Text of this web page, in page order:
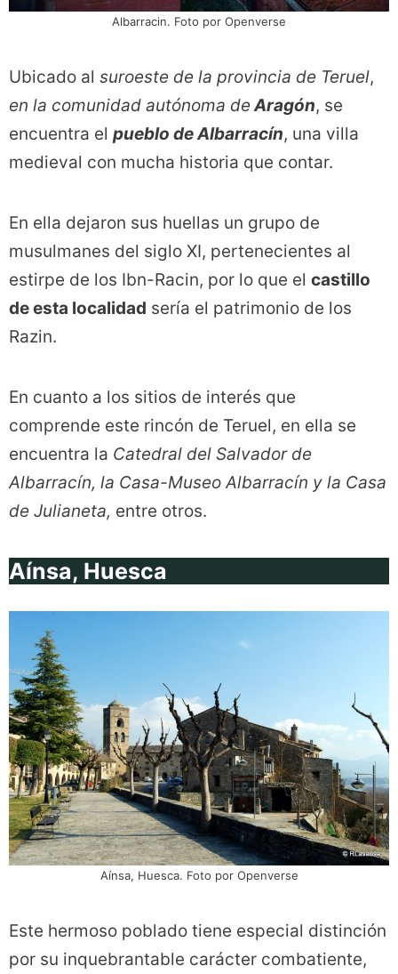
Albarracin. Foto por Openverse
Ubicado al suroeste de la provincia de Teruel,
en la comunidad autónoma deAragón, se
encuentra el pueblo de Albarracín, una villa
medieval con mucha historia que contar.
En ella dejaron sus huellas un grupo de
musulmanes del siglo XI, pertenecientes al
estirpe de los Ibn-Racin, por lo que el castillo
de esta localidad sería el patrimonio de los
Razin.
En cuanto a los sitios de interés que
comprende este rincón de Teruel, en ella se
encuentra la Catedral del Salvador de
Albarracín, la Casa-Museo Albarracín y la Casa
de Julianeta, entre otros.
Aínsa, Huesca
Aínsa, Huesca. Foto por Openverse
Este hermoso poblado tiene especial distinción
por su inquebrantable carácter combatiente,